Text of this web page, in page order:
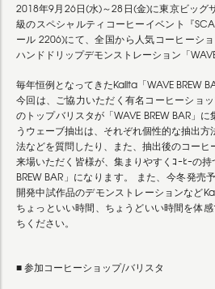
2018年9月26日(水)～28日(金)に東京ビッグ
級のスペシャルティコーヒーイベント『
ール 2206)にて、全国から人気コーヒーシ
ハンドドリップデモンストレーション「
毎年恒例となってきたKalita「WAVE BREW
今回は、ご協力いただく有名コーヒーショ
のトップバリスタが「WAVE BREW BAR」
うウェーブ抽出は、それぞれ個性的な抽出
法などを質問したり、また、抽出後のコーヒ
来場いただく皆様が、集まりやすくｺｰﾋｰの
BREW BAR」になります。 また、今冬発売
開発中試作品のデモンストレーションなど
ちょっといい時間、ちょうどいい時間を体
ちください。
■ 参加コーヒーショップ/バリスタ